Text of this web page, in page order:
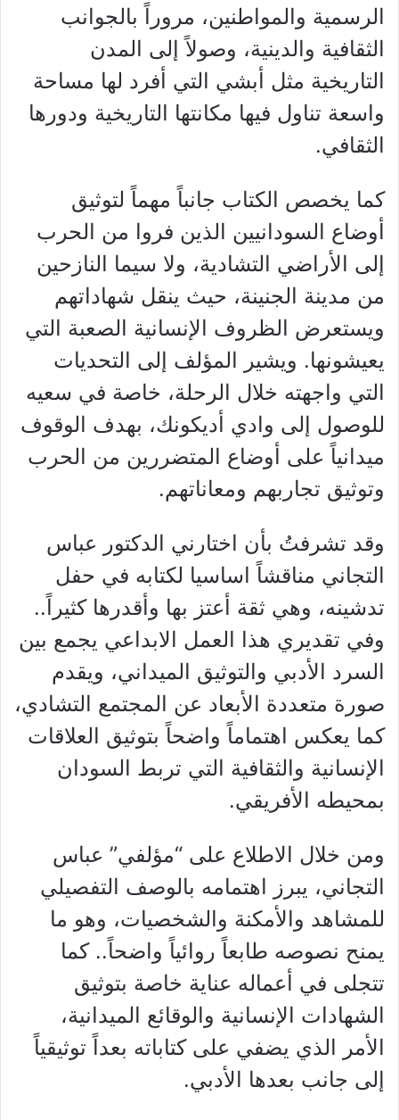
الرسمية والمواطنين، مروراً بالجوانب
الثقافية والدينية، وصولاً إلى المدن
التاريخية مثل أبشي التي أفرد لها مساحة
واسعة تناول فيها مكانتها التاريخية ودورها
الثقافي.
كما يخصص الكتاب جانباً مهماً لتوثيق
أوضاع السودانيين الذين فروا من الحرب
إلى الأراضي التشادية، ولا سيما النازحين
من مدينة الجنينة، حيث ينقل شهاداتهم
ويستعرض الظروف الإنسانية الصعبة التي
يعيشونها. ويشير المؤلف إلى التحديات
التي واجهته خلال الرحلة، خاصة في سعيه
للوصول إلى وادي أديكونك، بهدف الوقوف
ميدانياً على أوضاع المتضررين من الحرب
وتوثيق تجاربهم ومعاناتهم.
وقد تشرفتُ بأن اختارني الدكتور عباس
التجاني مناقشاً اساسيا لكتابه في حفل
تدشينه، وهي ثقة أعتز بها وأقدرها كثيراً..
وفي تقديري هذا العمل الابداعي يجمع بين
السرد الأدبي والتوثيق الميداني، ويقدم
صورة متعددة الأبعاد عن المجتمع التشادي،
كما يعكس اهتماماً واضحاً بتوثيق العلاقات
الإنسانية والثقافية التي تربط السودان
بمحيطه الأفريقي.
ومن خلال الاطلاع على “مؤلفي” عباس
التجاني، يبرز اهتمامه بالوصف التفصيلي
للمشاهد والأمكنة والشخصيات، وهو ما
يمنح نصوصه طابعاً روائياً واضحاً.. كما
تتجلى في أعماله عناية خاصة بتوثيق
الشهادات الإنسانية والوقائع الميدانية،
الأمر الذي يضفي على كتاباته بعداً توثيقياً
إلى جانب بعدها الأدبي.